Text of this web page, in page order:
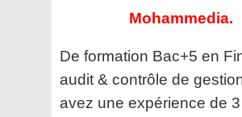
Mohammedia.
De formation Bac+5 en
audit & contrôle de
avez une expérience de